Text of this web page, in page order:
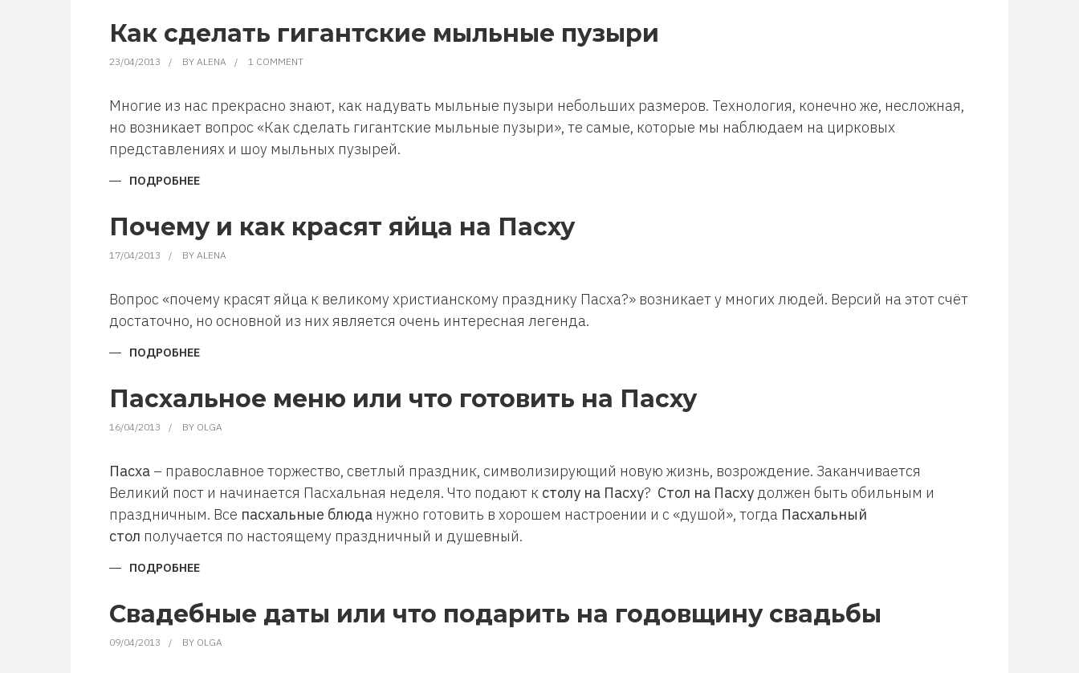
ПРАЗДНИК.
Как сделать гигантские мыльные пузыри
23/04/2013 BY ALENA 1 COMMENT
Многие из нас прекрасно знают, как надувать мыльные пузыри небольших размеров. Технология, конечно же, несложная,
но возникает вопрос «Как сделать гигантские мыльные пузыри», те самые, которые мы наблюдаем на цирковых
представлениях и шоу мыльных пузырей.
ПОДРОБНЕЕ
МЫЛЬНЫЕ
ПУЗЫРИ
Почему и как красят яйца на Пасху
17/04/2013 BY ALENA
Вопрос «почему красят яйца к великому христианскому празднику Пасха?» возникает у многих людей. Версий на этот счёт
достаточно, но основной из них является очень интересная легенда.
ПОДРОБНЕЕ
КРАСЯТ
ЯЙЦА
ПАСХУ
Пасхальное меню или что готовить на Пасху
16/04/2013 BY OLGA
Пасха – православное торжество, светлый праздник, символизирующий новую жизнь, возрождение. Заканчивается
Великий пост и начинается Пасхальная неделя. Что подают к столу на Пасху? Стол на Пасхудолжен быть обильным и
праздничным. Все пасхальные блюда нужно готовить в хорошем настроении и с «душой», тогда Пасхальный
стол получается по настоящему праздничный и душевный.
ПОДРОБНЕЕ
ИЛИ
ЧТО
ГОТОВИТЬ
ПАСХУ
Свадебные даты или что подарить на годовщину свадьбы
09/04/2013 BY OLGA